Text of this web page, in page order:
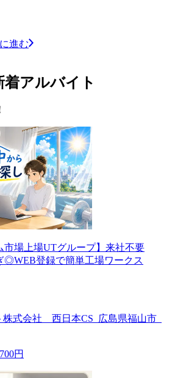
進む
着アルバイト
市場上場UTグループ】来社不要
◎WEB登録で簡単工場ワークス
式会社 西日本CS_広島県福山市_
円